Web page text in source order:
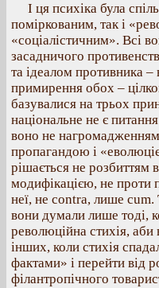
І ця психіка була
поміркованим, так і
«соціалістичним». Всі
засадничого
та ідеалом противника
примирення обох –
базувалися на трьох
національне не є
воно не
пропагандою і
рішається не розбиттям
модифікацією, не проти
неї, не contra, лише
вони думали лише тоді,
революційна стихія,
інших, коли стихія
фактами» і перейти від
філантропічного